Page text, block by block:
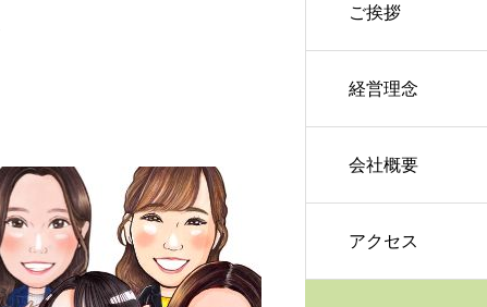
GROUP
関連グループ
ご挨拶
経営理念
会社概要
アクセス